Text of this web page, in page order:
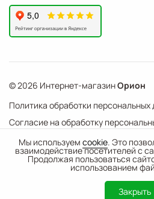
Мы используем cookie. Это
взаимодействие посетителей с
Продолжая пользоваться
использованием
Закрыть
- +
© 2026 Интернет-магазинОрион
Политика обработки персональных
Согласие на обработку
Web Механика
- создание интернет-магазинов